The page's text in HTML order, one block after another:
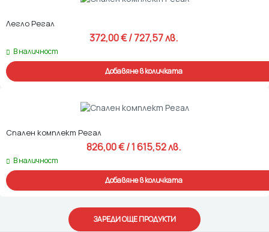
Легло Регал
372,00 € / 727,57 лв.
В наличност
Добавяне в количката
Спален комплект Регал
826,00 € / 1 615,52 лв.
В наличност
Добавяне в количката
ЗАРЕДИ ОЩЕ ПРОДУКТИ